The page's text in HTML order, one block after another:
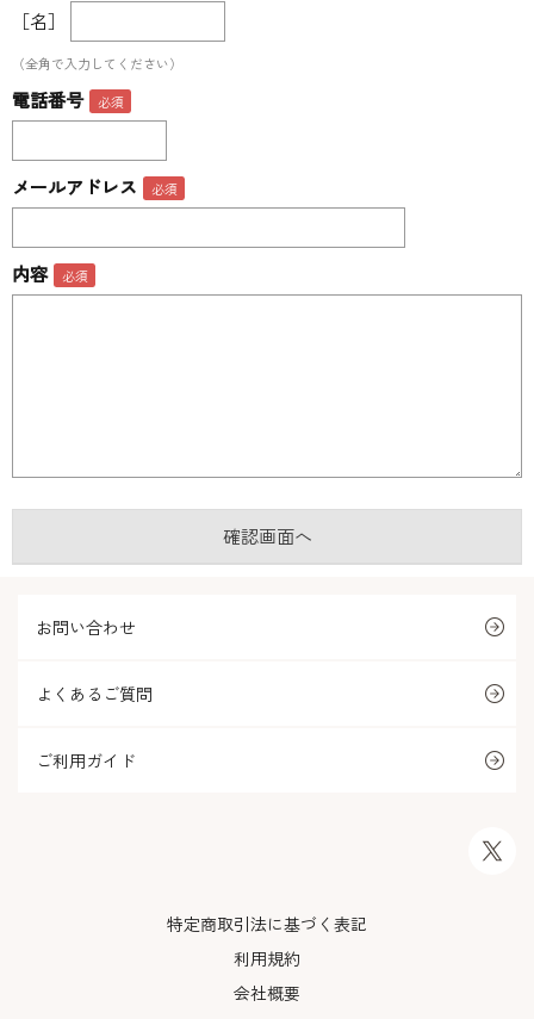
［名］
（全角で入力してください）
電話番号
メールアドレス
内容
お問い合わせ
よくあるご質問
ご利用ガイド
特定商取引法に基づく表記
利用規約
会社概要